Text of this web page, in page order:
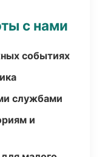
с нами
событиях
службами
и